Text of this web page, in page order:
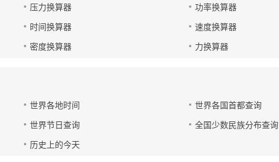
压力换算器 功率换算器
时间换算器 速度换算器
密度换算器 力换算器
世界各地时间 世界各国首都查询
世界节日查询 全国少数民族分布查询
历史上的今天